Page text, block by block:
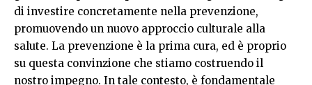
di investire concretamente nella prevenzione,
promuovendo un nuovo approccio culturale alla
salute. La prevenzione è la prima cura, ed è proprio
su questa convinzione che stiamo costruendo il
nostro impegno. In tale contesto, è fondamentale